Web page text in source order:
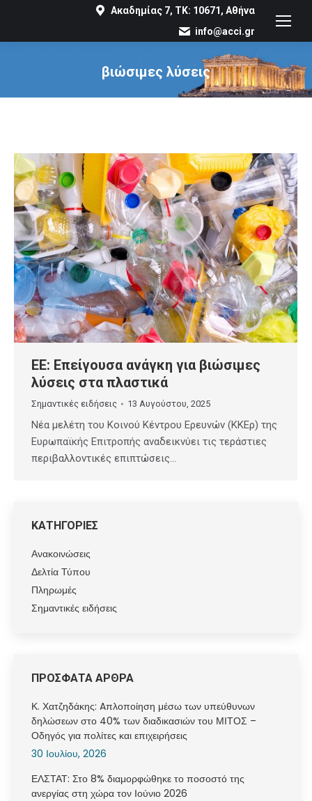
Ακαδημίας 7, ΤΚ: 10671, Αθήνα
info@acci.gr
βιώσιμες λύσεις
You are here:
ΕΕ: Επείγουσα ανάγκη για βιώσιμες
λύσεις στα πλαστικά
Σημαντικές ειδήσεις 13 Αυγούστου, 2025
Νέα μελέτη του Κοινού Κέντρου Ερευνών (ΚΚΕρ) της
Ευρωπαϊκής Επιτροπής αναδεικνύει τις τεράστιες
περιβαλλοντικές επιπτώσεις…
ΚΑΤΗΓΟΡΙΕΣ
Ανακοινώσεις
Δελτία Τύπου
Πληρωμές
Σημαντικές ειδήσεις
ΠΡΟΣΦΑΤΑ ΑΡΘΡΑ
Κ. Χατζηδάκης: Aπλοποίηση μέσω των υπεύθυνων
δηλώσεων στο 40% των διαδικασιών του ΜΙΤΟΣ –
Οδηγός για πολίτες και επιχειρήσεις
30 Ιουλίου, 2026
ΕΛΣΤΑΤ: Στο 8% διαμορφώθηκε το ποσοστό της
ανεργίας στη χώρα τον Ιούνιο 2026